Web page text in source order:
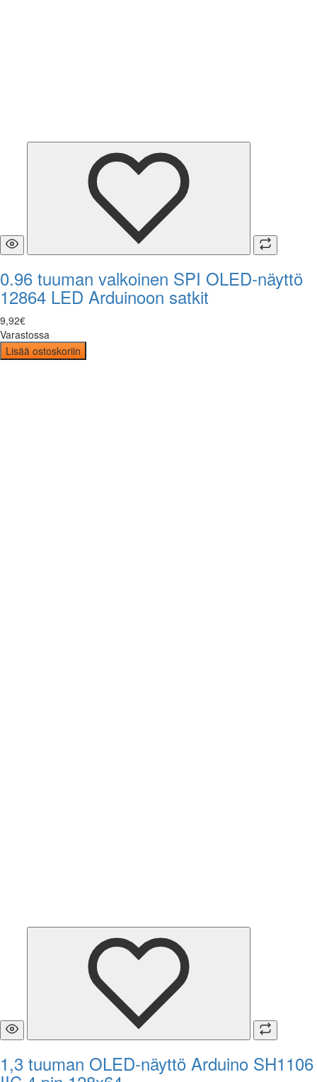
0.96 tuuman valkoinen SPI OLED-näyttö
12864 LED Arduinoon satkit
9,92€
Varastossa
Lisää ostoskoriin
1,3 tuuman OLED-näyttö Arduino SH1106